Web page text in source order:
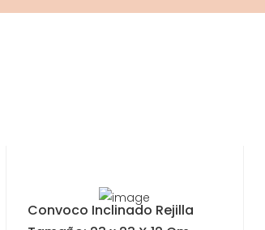
Convoco Inclinado Rejilla